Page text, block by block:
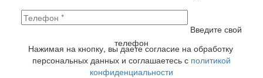
Введите свой
телефон
Нажимая на кнопку, вы даете согласие на обработку
персональных данных и соглашаетесь с политикой
конфиденциальности